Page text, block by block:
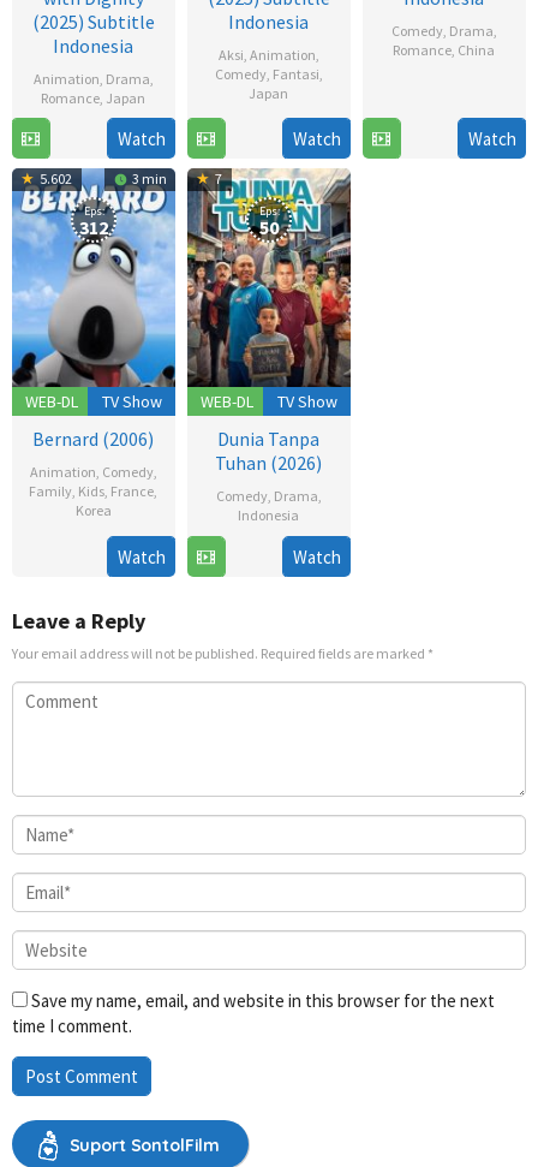
(2025) Subtitle
Indonesia
Animation, Drama,
Romance, Japan
Jul
2025
Watch
Indonesia
Aksi, Animation,
Comedy, Fantasi,
Japan
Jul
2025
Watch
Comedy, Drama,
Romance, China
Dec
2022Watch
5.602 3 min
WEB-DL
Eps:
312
TV Show
Bernard (2006)
Animation, Comedy,
Family, Kids, France,
Korea
Dec
Watch
7
WEB-DL
Eps:
50
TV Show
Dunia Tanpa
Tuhan (2026)
Comedy, Drama,
Indonesia
Feb
Sariful
Watch
Leave a Reply
Your email address will not be published. Required fields are marked *
Save my name, email, and website in this browser for the next
time I comment.
Suport SontolFilm